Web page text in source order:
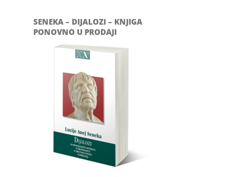
SENEKA – DIJALOZI – KNJIGA
PONOVNO U PRODAJI